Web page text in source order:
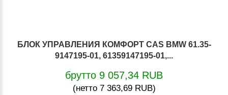
БЛОК УПРАВЛЕНИЯ КОМФОРТ CAS BMW 61.35-
9147195-01, 61359147195-01,...
брутто 9 057,34 RUB
(нетто 7 363,69 RUB)